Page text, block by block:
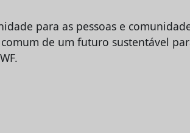
para as pessoas e
de um futuro sustentável